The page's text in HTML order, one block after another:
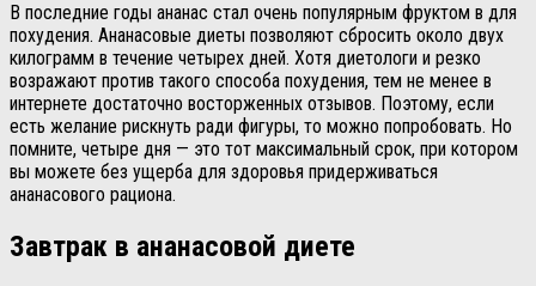
В последние годы ананас стал очень популярным фруктом в для
похудения. Ананасовые диеты позволяют сбросить около двух
килограмм в течение четырех дней. Хотя диетологи и резко
возражают против такого способа похудения, тем не менее в
интернете достаточно восторженных отзывов. Поэтому, если
есть желание рискнуть ради фигуры, то можно попробовать. Но
помните, четыре дня — это тот максимальный срок, при котором
вы можете без ущерба для здоровья придерживаться
ананасового рациона.
Завтрак в ананасовой диете